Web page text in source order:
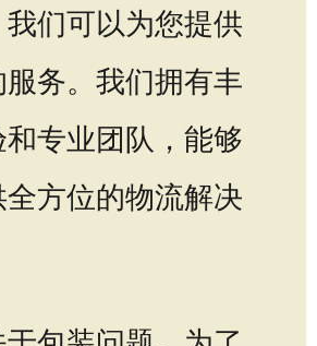
我们可以为您提供
务。我们拥有丰
专业团队，能够
方位的物流解决